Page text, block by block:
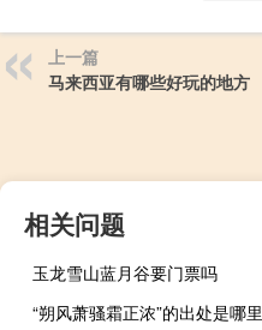
上一篇
马来西亚有哪些好玩的地方
相关问题
玉龙雪山蓝月谷要门票吗
“朔风萧骚霜正浓”的出处是哪里